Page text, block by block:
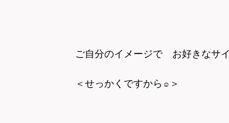
ご自分のイメージで お好きなサ
＜せっかくですから ☺ ＞